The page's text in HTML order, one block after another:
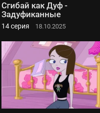
Сгибай как Дуф -
Задуфиканные
14 серия 18.10.2025